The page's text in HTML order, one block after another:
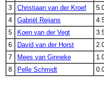
3
Christiaan van der Kroef
4
Gabriël Reijans
5
Koen van der Vegt
6
David van der Horst
7
Mees van Ginneke
8
Pelle Schmidt